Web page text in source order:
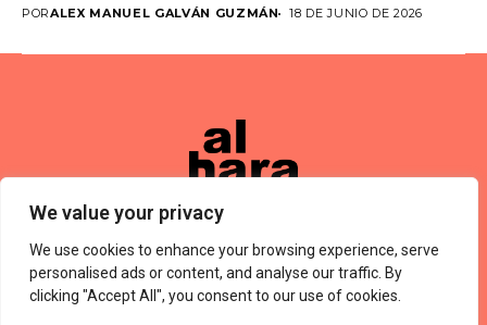
We value your privacy
We use cookies to enhance your browsing experience, serve
personalised ads or content, and analyse our traffic. By
clicking "Accept All", you consent to our use of cookies.
PORALEX MANUEL GALVÁN GUZMÁN 18 DE JUNIO DE 2026
Términos De UsoAbout UsPolítica De Privacidad
Private PolicyForums
© 2024 Alharaca